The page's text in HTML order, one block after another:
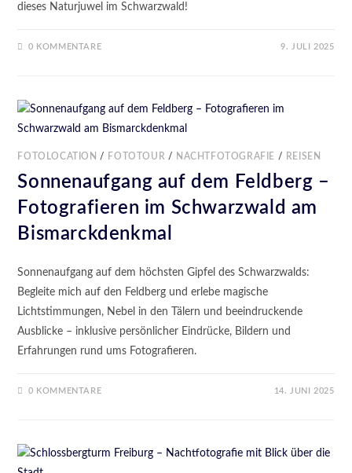
dieses Naturjuwel im Schwarzwald!
0 KOMMENTARE 9. JULI 2025
FOTOLOCATION / FOTOTOUR / NACHTFOTOGRAFIE / REISEN
Sonnenaufgang auf dem Feldberg –
Fotografieren im Schwarzwald am
Bismarckdenkmal
Sonnenaufgang auf dem höchsten Gipfel des Schwarzwalds:
Begleite mich auf den Feldberg und erlebe magische
Lichtstimmungen, Nebel in den Tälern und beeindruckende
Ausblicke – inklusive persönlicher Eindrücke, Bildern und
Erfahrungen rund ums Fotografieren.
0 KOMMENTARE 14. JUNI 2025